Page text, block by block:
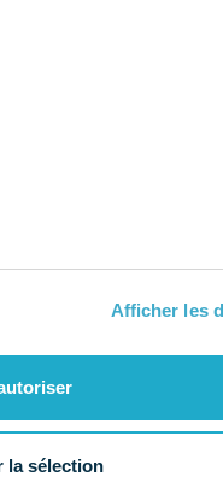
Afficher les
la sélection